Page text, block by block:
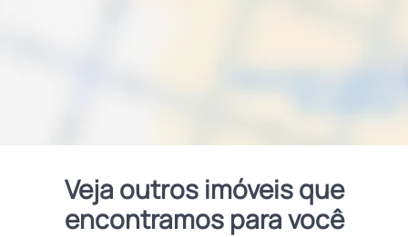
Veja outros imóveis que
encontramos para você